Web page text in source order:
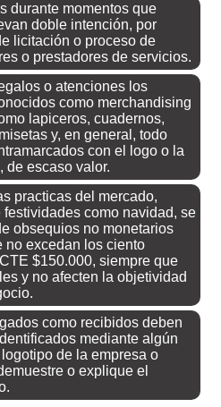
durante momentos que
doble intención, por
licitación o proceso de
o prestadores de servicios.
o atenciones los
como merchandising
lapiceros, cuadernos,
y, en general, todo
con el logo o la
de escaso valor.
practicas del mercado,
como navidad, se
obsequios no monetarios
no excedan los ciento
$150.000, siempre que
y no afecten la objetividad
como recibidos deben
mediante algún
de la empresa o
o explique el